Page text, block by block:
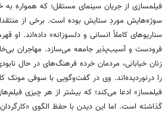
فیلمسازی از جریان سینمای مستقل؛ که همواره به
سوژه‌هایش موردِ ستایش بوده است. برخی از
سناریوهای کاملاً انسانی و دلسوزانه» داده‌اند. او
فرودست و آسیب‌پذیر جامعه می‌سازد. مهاجران
زنان خیابانی، مردمان خرده فرهنگ‌های در حال
را درنوردیده‌اند. وی در گفت‌وگویی با سوفی مونک
فیلمساز» ادعا می‌کند؛ که بیشتر از هر چیزی
گذاشته است. اما این دیدن با حفظ الگوی